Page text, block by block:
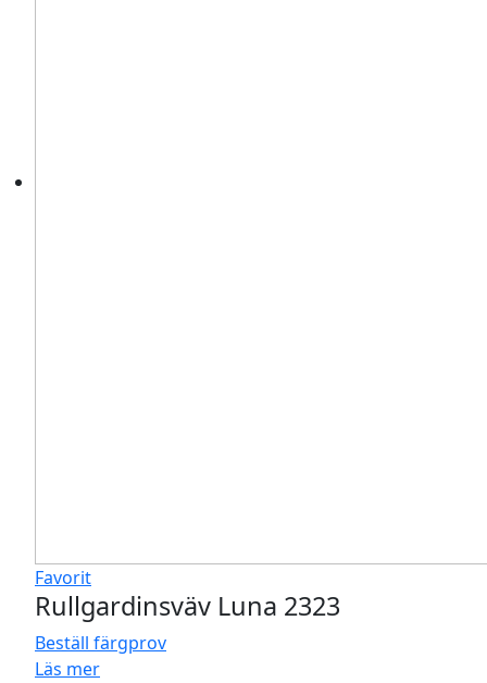
Favorit
Rullgardinsväv Luna 2323
Beställ färgprov
Läs mer